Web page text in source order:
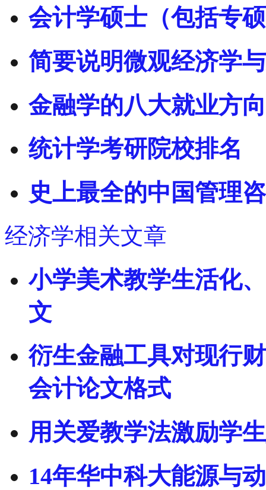
会计学硕士（包括专
简要说明微观经济学
金融学的八大就业方
统计学考研院校排名
史上最全的中国管理
经济学相关文章
小学美术教学生活化
文
衍生金融工具对现行
会计论文格式
用关爱教学法激励学
14年华中科大能源与